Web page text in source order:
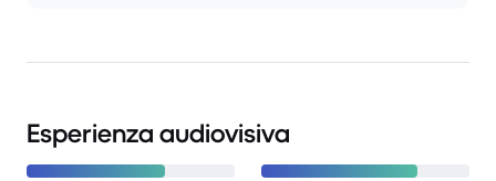
Esperienza audiovisiva